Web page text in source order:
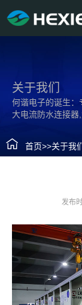
关于我们
何谐电子的诞生
大电流防水连接
首页>>关于我
发布